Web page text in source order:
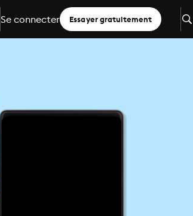
Se connecter Essayer gratuitement